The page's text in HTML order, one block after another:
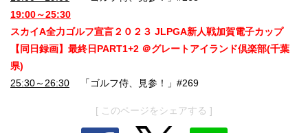
19:00～25:30
スカイA全力ゴルフ宣言２０２３ JLPGA新人戦加賀電子カップ
【同日録画】最終日PART1+2 ＠グレートアイランド倶楽部(千葉
県)
25:30～26:30 「ゴルフ侍、見参！」#269
[ このページをシェアする ]